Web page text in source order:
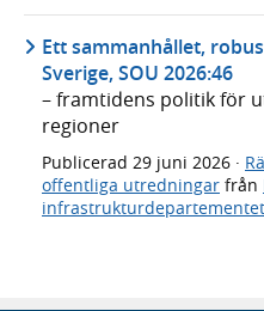
Ett sammanhållet,
Sverige, SOU 2026:46
– framtidens politik för
regioner
Publicerad 29 juni 2026 ·
offentliga utredningar från
infrastrukturdepartementet